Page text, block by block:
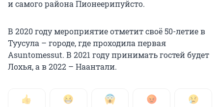
и самого района Пионеерипуйсто.
В 2020 году мероприятие отметит своё 50-летие в
Туусула – городе, где проходила первая
Asuntomessut. В 2021 году принимать гостей будет
Лохья, а в 2022 – Наантали.